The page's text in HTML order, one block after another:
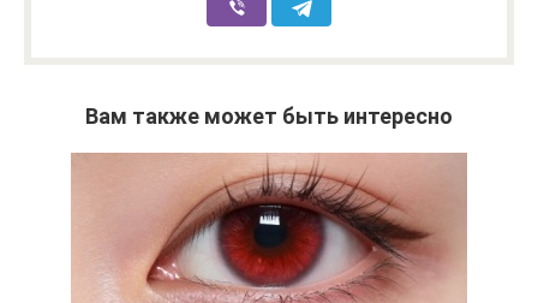
Вам также может быть интересно